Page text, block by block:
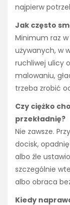
najpierw
Jak często
Minimum raz
używanych, w
ruchliwej ulicy
malowaniu,
trzeba zrobić
Czy ciężko
przekładnię?
Nie zawsze.
docisk,
albo źle
szczególnie
albo obraca
Kiedy